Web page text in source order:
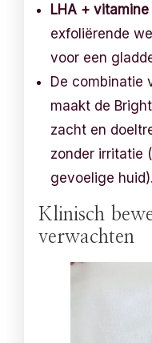
LHA + vitamine
exfoliërende
voor een
De combinatie
maakt de
zacht en
zonder irritatie
gevoelige huid).
Klinisch
verwachten